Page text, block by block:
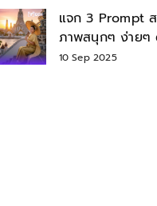
แจก 3 Prompt สร้าง
ภาพสนุกๆ ง่ายๆ ด้วย
Nano Banana ใน
10 Sep 2025